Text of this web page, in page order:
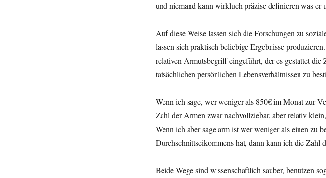
und niemand kann wirkluch präzise definieren was er
Auf diese Weise lassen sich die Forschungen zu
lassen sich praktisch beliebige Ergebnisse
relativen Armutsbegriff eingeführt, der es gestattet
tatsächlichen persönlichen Lebensverhältnissen zu
Wenn ich sage, wer weniger als 850€ im Monat zur
Zahl der Armen zwar nachvollziebar, aber relativ
Wenn ich aber sage arm ist wer weniger als einen zu
Durchschnittseikommens hat, dann kann ich die Zahl
Beide Wege sind wissenschaftlich sauber, benutzen